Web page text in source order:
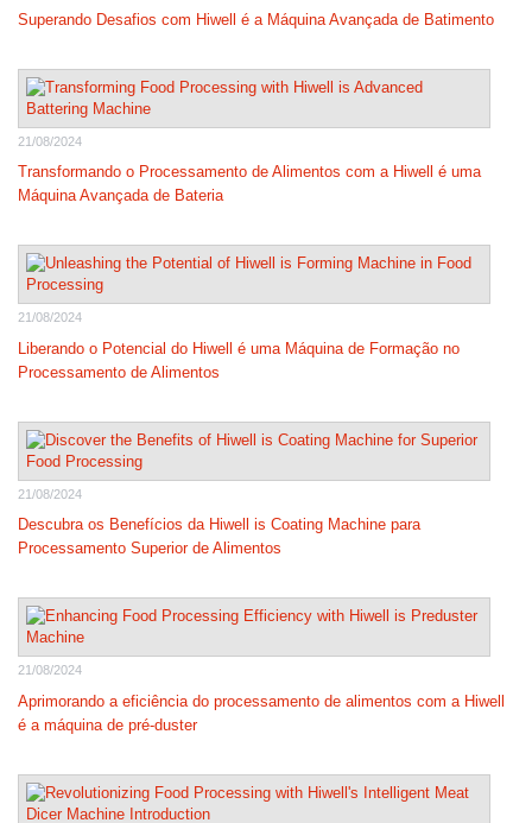
Superando Desafios com Hiwell é a Máquina Avançada de Batimento
21/08/2024
Transformando o Processamento de Alimentos com a Hiwell é uma
Máquina Avançada de Bateria
21/08/2024
Liberando o Potencial do Hiwell é uma Máquina de Formação no
Processamento de Alimentos
21/08/2024
Descubra os Benefícios da Hiwell is Coating Machine para
Processamento Superior de Alimentos
21/08/2024
Aprimorando a eficiência do processamento de alimentos com a Hiwell
é a máquina de pré-duster